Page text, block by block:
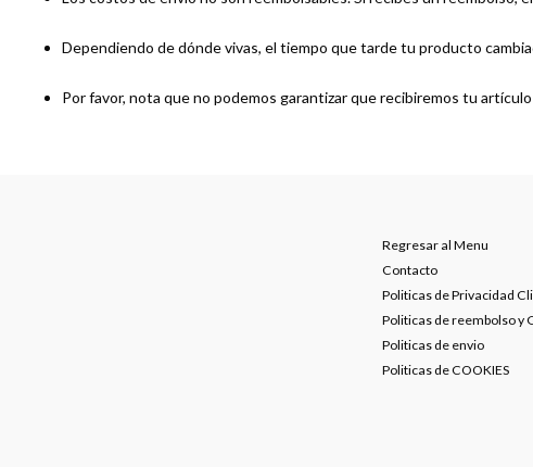
Dependiendo de dónde vivas, el tiempo que tarde tu producto
Por favor, nota que no podemos garantizar que recibiremos tu
Regresar al Menu
Contacto
Politicas de Privacidad
Politicas de reembolso y
Politicas de envio
Politicas de COOKIES